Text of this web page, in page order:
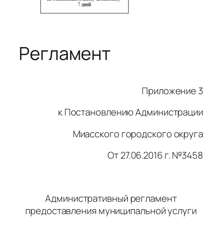
Регламент
Приложение 3
к Постановлению Администрации
Миасского городского округа
От 27.06.2016 г. №3458
Административный регламент
предоставления муниципальной услуги